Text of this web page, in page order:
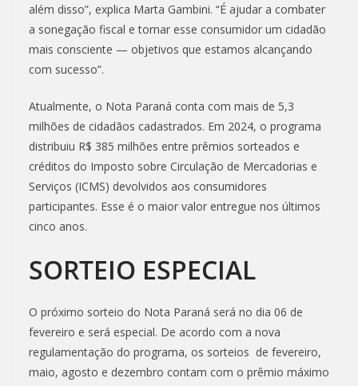
além disso”, explica Marta Gambini. “É ajudar a combater
a sonegação fiscal e tornar esse consumidor um cidadão
mais consciente — objetivos que estamos alcançando
com sucesso”.
Atualmente, o Nota Paraná conta com mais de 5,3
milhões de cidadãos cadastrados. Em 2024, o programa
distribuiu R$ 385 milhões entre prêmios sorteados e
créditos do Imposto sobre Circulação de Mercadorias e
Serviços (ICMS) devolvidos aos consumidores
participantes. Esse é o maior valor entregue nos últimos
cinco anos.
SORTEIO ESPECIAL
O próximo sorteio do Nota Paraná será no dia 06 de
fevereiro e será especial. De acordo com a nova
regulamentação do programa, os sorteios de fevereiro,
maio, agosto e dezembro contam com o prêmio máximo